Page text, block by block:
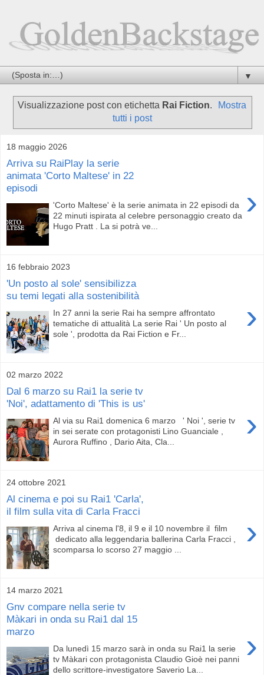
▼
Visualizzazione post con etichetta Rai Fiction.
Mostra
tutti i post
18 maggio 2026
Arriva su RaiPlay la serie
animata 'Corto Maltese' in 22
episodi
›
'Corto Maltese' è la serie animata in 22 episodi da
22 minuti ispirata al celebre personaggio creato da
Hugo Pratt . La si potrà ve...
16 febbraio 2023
'Un posto al sole' sensibilizza
su temi legati alla sostenibilità
›
In 27 anni la serie Rai ha sempre affrontato
tematiche di attualità La serie Rai ' Un posto al
sole ', prodotta da Rai Fiction e Fr...
02 marzo 2022
Dal 6 marzo su Rai1 la serie tv
'Noi', adattamento di 'This is us'
›
Al via su Rai1 domenica 6 marzo ' Noi ', serie tv
in sei serate con protagonisti Lino Guanciale ,
Aurora Ruffino , Dario Aita, Cla...
24 ottobre 2021
Al cinema e poi su Rai1 'Carla',
il film sulla vita di Carla Fracci
›
Arriva al cinema l'8, il 9 e il 10 novembre il film
dedicato alla leggendaria ballerina Carla Fracci ,
scomparsa lo scorso 27 maggio ...
14 marzo 2021
Gnv compare nella serie tv
Màkari in onda su Rai1 dal 15
marzo
›
Da lunedì 15 marzo sarà in onda su Rai1 la serie
tv Màkari con protagonista Claudio Gioè nei panni
dello scrittore-investigatore Saverio La...